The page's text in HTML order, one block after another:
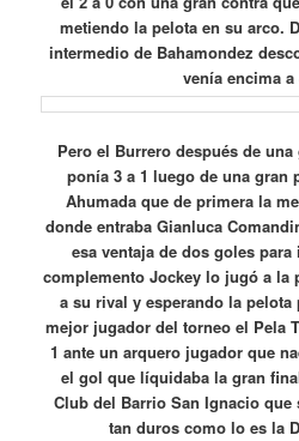
metiendo la pelota en su arco.
intermedio de Bahamondez
venía encima a
Pero el Burrero después de
ponía 3 a 1 luego de una gran
Ahumada que de primera la
donde entraba Gianluca
esa ventaja de dos goles
complemento Jockey lo jugó a la
a su rival y esperando la
mejor jugador del torneo el Pela
1 ante un arquero jugador que
el gol que líquidaba la gran
Club del Barrio San Ignacio
tan duros como lo es la